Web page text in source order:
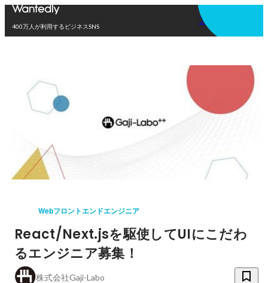
400万人が利用するビジネスSNS
アプリを使う
Webフロントエンドエンジニア
React/Next.jsを駆使してUIにこだわ
るエンジニア募集！
株式会社Gaji-Labo